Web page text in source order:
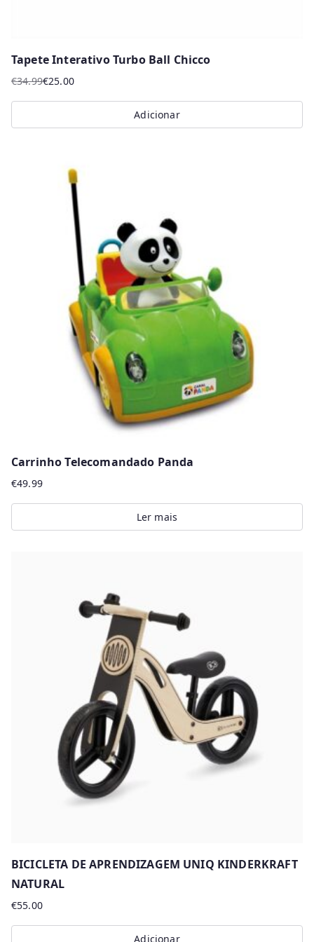
Tapete Interativo Turbo Ball Chicco
€34.99
O
preço
original
€25.00
O
preço
atual
Adicionar
Carrinho Telecomandado Panda
€49.99
Ler mais
BICICLETA DE APRENDIZAGEM UNIQ KINDERKRAFT
NATURAL
€55.00
Adicionar